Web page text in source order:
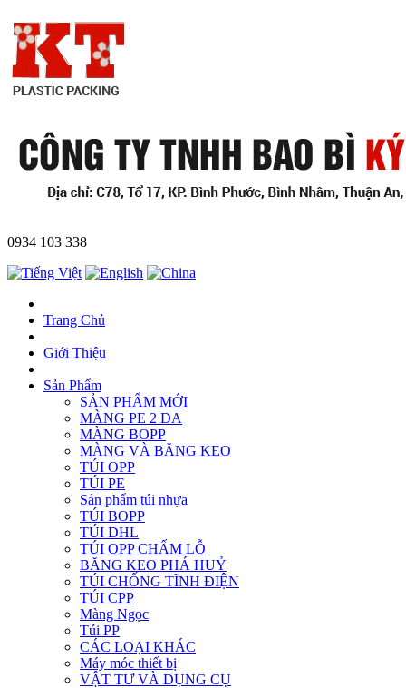
0934 103 338
Trang Chủ
Giới Thiệu
Sản Phẩm
SẢN PHẨM MỚI
MÀNG PE 2 DA
MÀNG BOPP
MÀNG VÀ BĂNG KEO
TÚI OPP
TÚI PE
Sản phẩm túi nhựa
TÚI BOPP
TÚI DHL
TÚI OPP CHẤM LỖ
BĂNG KEO PHÁ HUỶ
TÚI CHỐNG TĨNH ĐIỆN
TÚI CPP
Màng Ngọc
Túi PP
CÁC LOẠI KHÁC
Máy móc thiết bị
VẬT TƯ VÀ DỤNG CỤ